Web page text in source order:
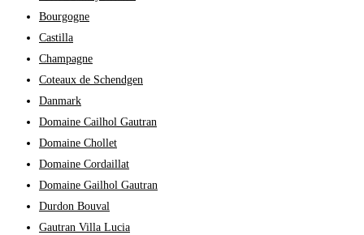
Bourgogne
Castilla
Champagne
Coteaux de Schendgen
Danmark
Domaine Cailhol Gautran
Domaine Chollet
Domaine Cordaillat
Domaine Gailhol Gautran
Durdon Bouval
Gautran Villa Lucia